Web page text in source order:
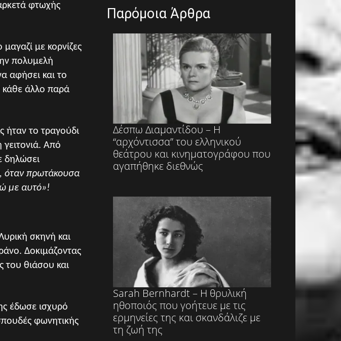
φτωχής
με κορνίζες
πολυμελή
αφήσει και το
κάθε άλλο παρά
ήταν το τραγούδι
Από
δηλώσει
όταν πρωτάκουσα
με αυτό»!
σκηνή και
Δοκιμάζοντας
του θιάσου και
έδωσε ισχυρό
φωνητικής
Παρόμοια Άρθρα
Δέσπω Διαμαντίδου – Η
“αρχόντισσα” του ελληνικού
θεάτρου και κινηματογράφου που
αγαπήθηκε διεθνώς
Sarah Bernhardt – Η θρυλική
ηθοποιός που γοήτευε με τις
ερμηνείες της και σκανδάλιζε με
τη ζωή της